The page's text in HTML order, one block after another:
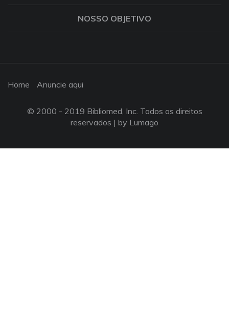
NOSSO OBJETIVO
Home Anuncie aqui
© 2000 - 2019 Bibliomed, Inc. Todos os direitos
reservados | by Lumago